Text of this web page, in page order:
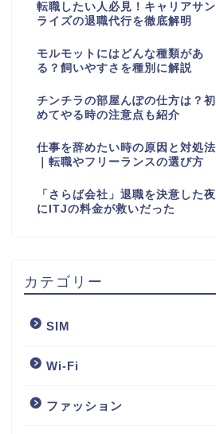
転職したい人必見！キャリアサン
ライズの退職代行を徹底解明
モルモットにはどんな種類があ
る？飼いやすさを種別に解説
チンチラの部屋んぽの仕方は？初
めてやる時の注意点も紹介
仕事を辞めたい時の原因と対処法
｜転職やフリーランスの選び方
「さらば会社」退職を決意した夜
にITJの料金が救いだった
カテゴリー
SIM
Wi-Fi
ファッション